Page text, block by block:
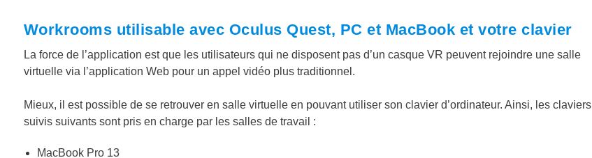
Workrooms utilisable avec Oculus Quest, PC et MacBook et votre clavier
La force de l’application est que les utilisateurs qui ne disposent pas d’un casque VR peuvent rejoindre une salle
virtuelle via l’application Web pour un appel vidéo plus traditionnel.
Mieux, il est possible de se retrouver en salle virtuelle en pouvant utiliser son clavier d’ordinateur. Ainsi, les claviers
suivis suivants sont pris en charge par les salles de travail :
MacBook Pro 13